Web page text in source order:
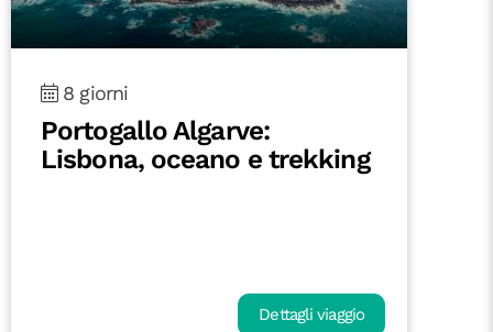
8 giorni
Portogallo Algarve:
Lisbona, oceano e trekking
Dettagli viaggio